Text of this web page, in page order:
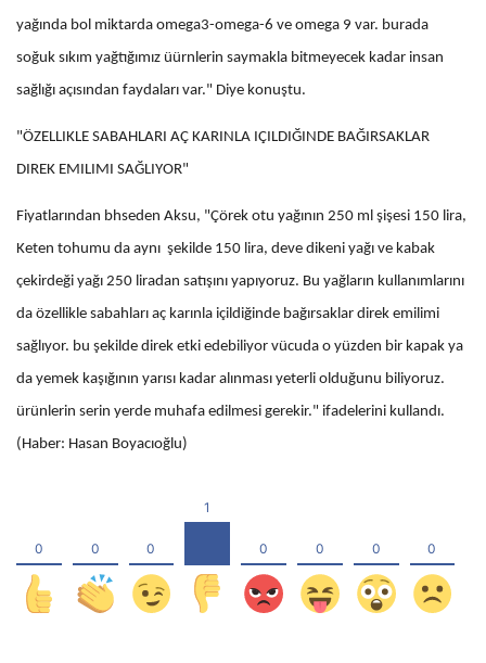
yağında bol miktarda omega3-omega-6 ve omega 9 var. burada
soğuk sıkım yağtığımız üürnlerin saymakla bitmeyecek kadar insan
sağlığı açısından faydaları var." Diye konuştu.
"ÖZELLIKLE SABAHLARI AÇ KARINLA IÇILDIĞINDE BAĞIRSAKLAR
DIREK EMILIMI SAĞLIYOR"
Fiyatlarından bhseden Aksu, "Çörek otu yağının 250 ml şişesi 150 lira,
Keten tohumu da aynı şekilde 150 lira, deve dikeni yağı ve kabak
çekirdeği yağı 250 liradan satışını yapıyoruz. Bu yağların kullanımlarını
da özellikle sabahları aç karınla içildiğinde bağırsaklar direk emilimi
sağlıyor. bu şekilde direk etki edebiliyor vücuda o yüzden bir kapak ya
da yemek kaşığının yarısı kadar alınması yeterli olduğunu biliyoruz.
ürünlerin serin yerde muhafa edilmesi gerekir." ifadelerini kullandı.
(Haber: Hasan Boyacıoğlu)